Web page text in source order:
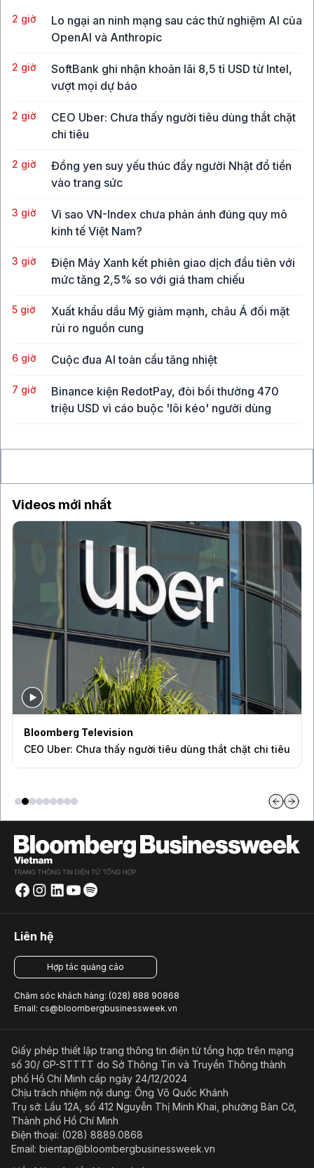
2 giờ
Lo ngại an ninh mạng sau các thử nghiệm AI của
OpenAI và Anthropic
2 giờ
SoftBank ghi nhận khoản lãi 8,5 tỉ USD từ Intel,
vượt mọi dự báo
2 giờ
CEO Uber: Chưa thấy người tiêu dùng thắt chặt
chi tiêu
2 giờ
Đồng yen suy yếu thúc đẩy người Nhật đổ tiền
vào trang sức
3 giờ
Vì sao VN-Index chưa phản ánh đúng quy mô
kinh tế Việt Nam?
3 giờ
Điện Máy Xanh kết phiên giao dịch đầu tiên với
mức tăng 2,5% so với giá tham chiếu
5 giờ
Xuất khẩu dầu Mỹ giảm mạnh, châu Á đối mặt
rủi ro nguồn cung
6 giờ Cuộc đua AI toàn cầu tăng nhiệt
7 giờ
Binance kiện RedotPay, đòi bồi thường 470
triệu USD vì cáo buộc 'lôi kéo' người dùng
Videos mới nhất
Bloomberg Television
CEO Uber: Chưa thấy người tiêu dùng thắt chặt chi tiêu
Liên hệ
Hợp tác quảng cáo
Chăm sóc khách hàng: (028) 888 90868
Email: cs@bloombergbusinessweek.vn
Giấy phép thiết lập trang thông tin điện tử tổng hợp trên mạng
số 30/ GP-STTTT do Sở Thông Tin và Truyền Thông thành
phố Hồ Chí Minh cấp ngày 24/12/2024
Chịu trách nhiệm nội dung: Ông Võ Quốc Khánh
Trụ sở: Lầu 12A, số 412 Nguyễn Thị Minh Khai, phường Bàn Cờ,
Thành phố Hồ Chí Minh
Điện thoại: (028) 8889.0868
Email: bientap@bloombergbusinessweek.vn